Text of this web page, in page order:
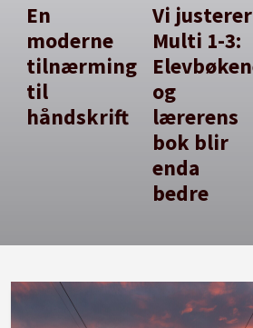
En
moderne
tilnærming
til
håndskrift
Vi justerer
Multi 1-3:
og
lærerens
bok blir
enda
bedre